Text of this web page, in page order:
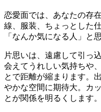
恋愛面では、あなたの存
線、服装、ちょっとした
「なんか気になる人」と
片思いは、遠慮して引っ
会えてうれしい気持ちや
とで距離が縮まります。
やかな空間に期待大。カ
とが関係を明るくします。